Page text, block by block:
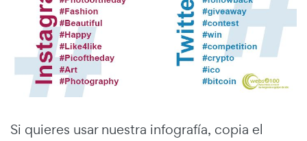
Si quieres usar nuestra infografía, copia el